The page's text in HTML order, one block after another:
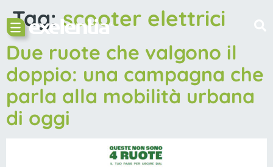
Tag: scooter elettrici
Due ruote che valgono il
doppio: una campagna che
parla alla mobilità urbana
di oggi